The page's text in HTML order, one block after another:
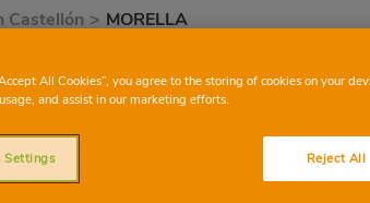
Castellón > MORELLA
Esta tienda cuenta con los
All Cookies”, you agree to the storing of cookies on your
and assist in our marketing efforts.
Reject All
Settings